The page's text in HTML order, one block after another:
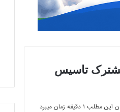
مشترک تاسیس
۱ دقیقه زمان میبرد